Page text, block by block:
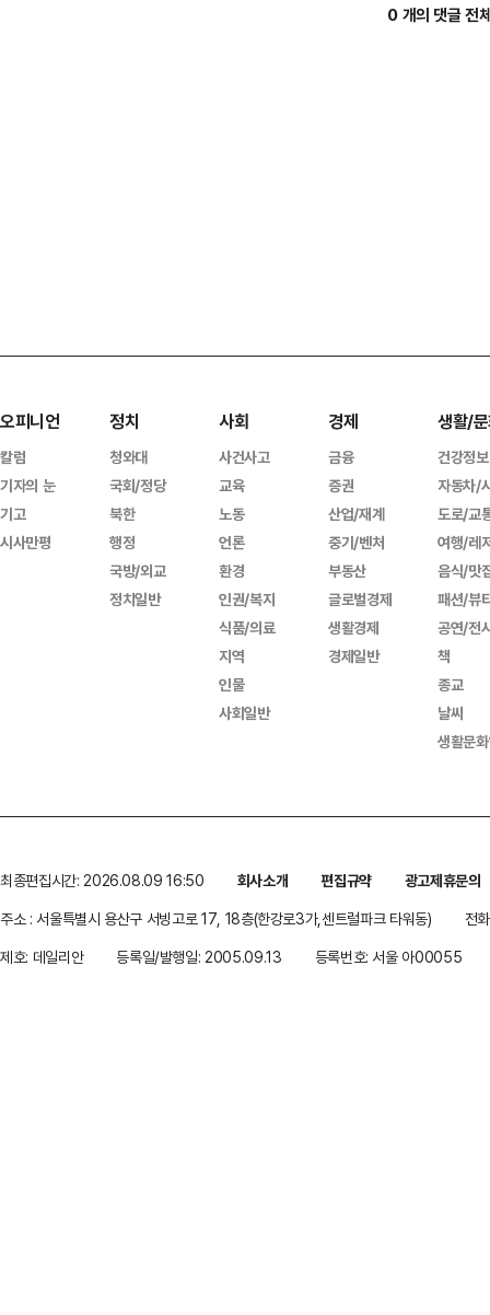
0 개의 댓글 전
오피니언
칼럼
기자의 눈
기고
시사만평
정치
청와대
국회/정당
북한
행정
국방/외교
정치일반
사회
사건사고
교육
노동
언론
환경
인권/복지
식품/의료
지역
인물
사회일반
경제
금융
증권
산업/재계
중기/벤처
부동산
글로벌경제
생활경제
경제일반
생활/
건강정보
자동차/
도로/교
여행/레
음식/맛
패션/뷰
공연/전
책
종교
날씨
생활문
최종편집시간: 2026.08.09 16:50 회사소개 편집규약
광고제휴문의
주소 : 서울특별시 용산구 서빙고로 17, 18층(한강로3가,센트럴파크 타워동)
전
제호: 데일리안
등록일/발행일: 2005.09.13 등록번호: 서울 아00055